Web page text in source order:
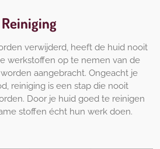
Reiniging
verwijderd, heeft de huid nooit
werkstoffen op te nemen van de
aangebracht. Ongeacht je
reiniging is een stap die nooit
Door je huid goed te reinigen
stoffen écht hun werk doen.